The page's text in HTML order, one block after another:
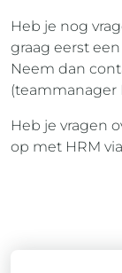
Heb je nog
graag eerst
Neem dan
(teammanager
Heb je vragen
op met HRM